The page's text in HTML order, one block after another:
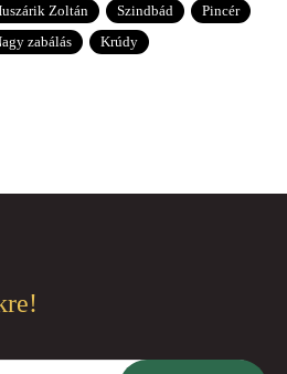
Zoltán
Szindbád
Pincér
zabálás
Krúdy